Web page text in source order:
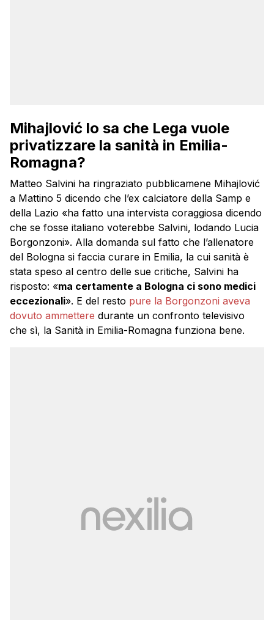
Mihajlović lo sa che Lega vuole
privatizzare la sanità in Emilia-
Romagna?
Matteo Salvini ha ringraziato pubblicamene Mihajlović
a Mattino 5 dicendo che l’ex calciatore della Samp e
della Lazio «ha fatto una intervista coraggiosa dicendo
che se fosse italiano voterebbe Salvini, lodando Lucia
Borgonzoni». Alla domanda sul fatto che l’allenatore
del Bologna si faccia curare in Emilia, la cui sanità è
stata speso al centro delle sue critiche, Salvini ha
risposto: «ma certamente a Bologna ci sono medici
eccezionali». E del resto pure la Borgonzoni aveva
dovuto ammettere durante un confronto televisivo
che sì, la Sanità in Emilia-Romagna funziona bene.